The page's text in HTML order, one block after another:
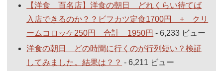
【洋食 百名店】洋食の朝日 どれくらい待てば
入店できるのか？？ビフカツ定食1700円 + クリ
ームコロッケ250円 合計 1950円 - 6,233 ビュー
洋食の朝日 どの時間に行くのが行列短い？検証
してみました。結果は？？ - 6,211 ビュー